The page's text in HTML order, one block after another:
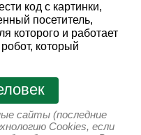
код с картинки,
посетитель,
которого и работает
который
сайты (последние
Cookies, если